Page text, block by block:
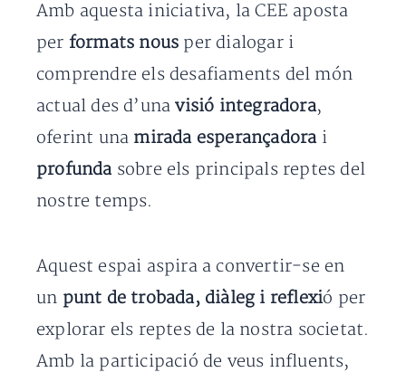
Amb aquesta iniciativa, la CEE aposta
per formats nous per dialogar i
comprendre els desafiaments del món
actual des d’unavisió integradora,
oferint una mirada esperançadorai
profunda sobre els principals reptes del
nostre temps.
Aquest espai aspira a convertir-se en
un punt de trobada, diàleg i reflexió per
explorar els reptes de la nostra societat.
Amb la participació de veus influents,